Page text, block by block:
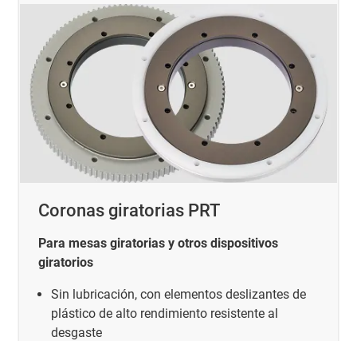
Coronas giratorias PRT
Para mesas giratorias y otros dispositivos
giratorios
Sin lubricación, con elementos deslizantes de
plástico de alto rendimiento resistente al
desgaste